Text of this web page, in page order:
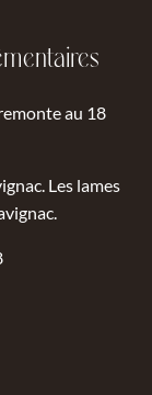
au 18
Les lames